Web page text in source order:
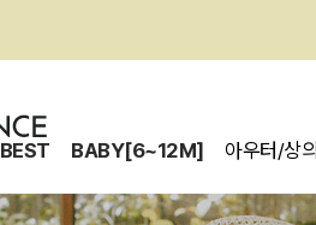
BEST BABY[6~12M] 아우터/상의